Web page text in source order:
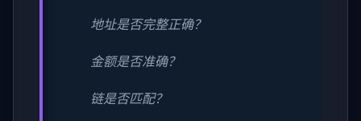
地址是否完整正确？
金额是否准确？
链是否匹配？